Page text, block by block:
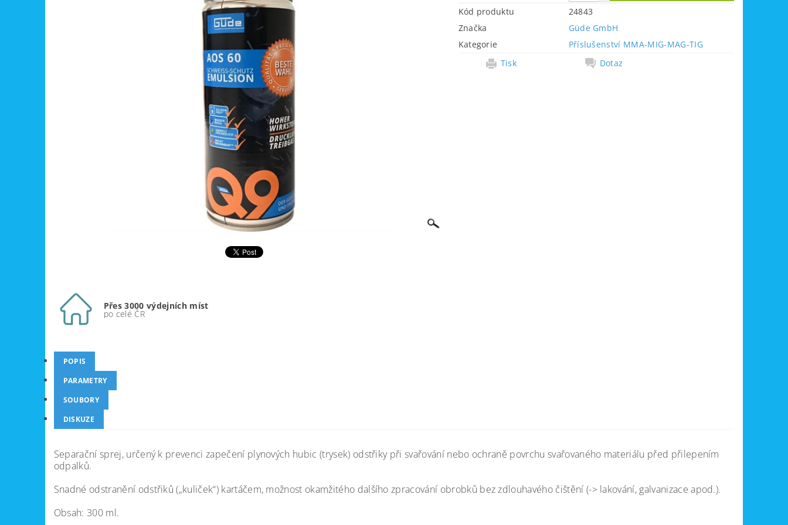
Kód produktu
24843
Značka
Güde GmbH
Kategorie
Příslušenství MMA-MIG-MAG-TIG
Tisk
Dotaz
Přes 3000 výdejních míst
po celé ČR
POPIS
PARAMETRY
SOUBORY
DISKUZE
Separační sprej, určený k prevenci zapečení plynových hubic (trysek) odstřiky při svařování nebo ochraně povrchu svařovaného materiálu před přilepením
odpalků.
Snadné odstranění odstřiků („kuliček“) kartáčem, možnost okamžitého dalšího zpracování obrobků bez zdlouhavého čištění (-> lakování, galvanizace apod.).
Obsah: 300 ml.